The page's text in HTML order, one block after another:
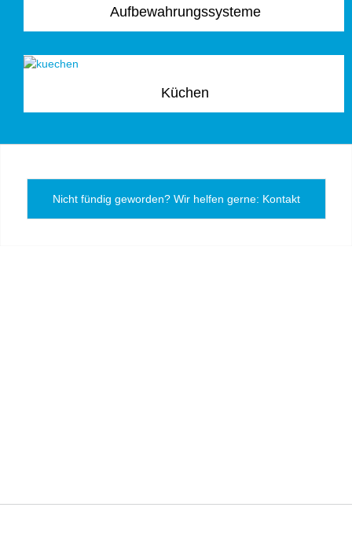
Aufbewahrungssysteme
Küchen
Nicht fündig geworden? Wir helfen gerne: Kontakt